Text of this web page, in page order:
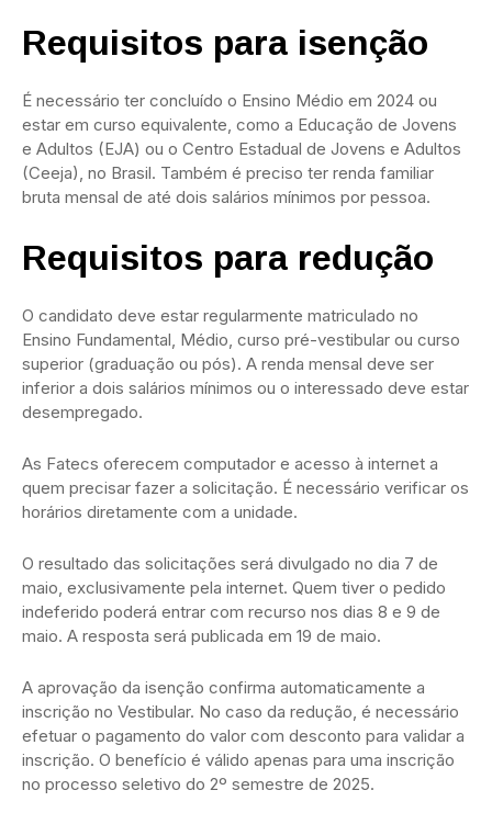
Requisitos para isenção
É necessário ter concluído o Ensino Médio em 2024 ou
estar em curso equivalente, como a Educação de Jovens
e Adultos (EJA) ou o Centro Estadual de Jovens e Adultos
(Ceeja), no Brasil. Também é preciso ter renda familiar
bruta mensal de até dois salários mínimos por pessoa.
Requisitos para redução
O candidato deve estar regularmente matriculado no
Ensino Fundamental, Médio, curso pré-vestibular ou curso
superior (graduação ou pós). A renda mensal deve ser
inferior a dois salários mínimos ou o interessado deve estar
desempregado.
As Fatecs oferecem computador e acesso à internet a
quem precisar fazer a solicitação. É necessário verificar os
horários diretamente com a unidade.
O resultado das solicitações será divulgado no dia 7 de
maio, exclusivamente pela internet. Quem tiver o pedido
indeferido poderá entrar com recurso nos dias 8 e 9 de
maio. A resposta será publicada em 19 de maio.
A aprovação da isenção confirma automaticamente a
inscrição no Vestibular. No caso da redução, é necessário
efetuar o pagamento do valor com desconto para validar a
inscrição. O benefício é válido apenas para uma inscrição
no processo seletivo do 2º semestre de 2025.